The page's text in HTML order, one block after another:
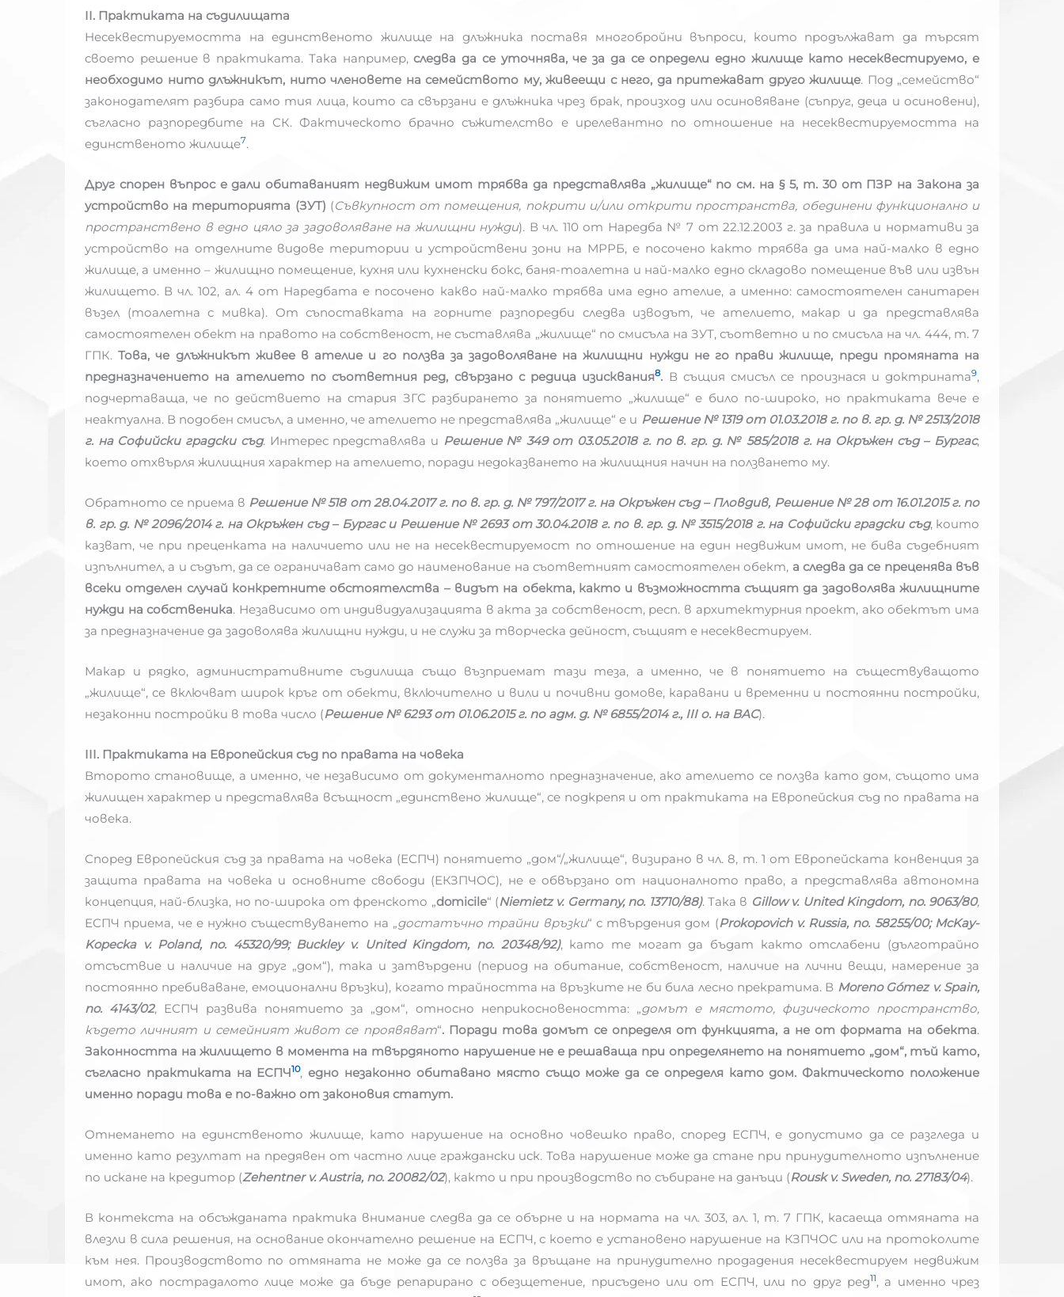
II. Практиката на съдилищата
Несеквестируемостта на единственото жилище на длъжника поставя многобройни въпроси, които продължават да търсят
своето решение в практиката. Така например,следва да се уточнява, че за да се определи едно жилище като несеквестируемо, е
необходимо нито длъжникът, нито членовете на семейството му, живеещи с него, да притежават друго жилище. Под „семейство“
законодателят разбира само тия лица, които са свързани е длъжника чрез брак, произход или осиновяване (съпруг, деца и осиновени),
съгласно разпоредбите на СК. Фактическото брачно съжителство е ирелевантно по отношение на несеквестируемостта на
единственото жилище7.
Друг спорен въпрос е дали обитаваният недвижим имот трябва да представлява „жилище“ по см. на § 5, т. 30 от ПЗР на Закона за
устройство на територията (ЗУТ) (Съвкупност от помещения, покрити и/или открити пространства, обединени функционално и
пространствено в едно цяло за задоволяване на жилищни нужди). В чл. 110 от Наредба № 7 от 22.12.2003 г. за правила и нормативи за
устройство на отделните видове територии и устройствени зони на МРРБ, е посочено както трябва да има най-малко в едно
жилище, а именно – жилищно помещение, кухня или кухненски бокс, баня-тоалетна и най-малко едно складово помещение във или извън
жилището. В чл. 102, ал. 4 от Наредбата е посочено какво най-малко трябва има едно ателие, а именно: самостоятелен санитарен
възел (тоалетна с мивка). От съпоставката на горните разпоредби следва изводът, че ателието, макар и да представлява
самостоятелен обект на правото на собственост, не съставлява „жилище“ по смисъла на ЗУТ, съответно и по смисъла на чл. 444, т. 7
ГПК.Това, че длъжникът живее в ателие и го ползва за задоволяване на жилищни нужди не го прави жилище, преди промяната на
предназначението на ателието по съответния ред, свързано с редица изисквания8. В същия смисъл се произнася и доктрината9,
подчертаваща, че по действието на стария ЗГС разбирането за понятието „жилище“ е било по-широко, но практиката вече е
неактуална. В подобен смисъл, а именно, че ателието не представлява „жилище“ е и Решение № 1319 от 01.03.2018 г. по в. гр. д. № 2513/2018
г. на Софийски градски съд. Интерес представлява и Решение № 349 от 03.05.2018 г. по в. гр. д. № 585/2018 г. на Окръжен съд – Бургас,
което отхвърля жилищния характер на ателието, поради недоказването на жилищния начин на ползването му.
Обратното се приема в Решение № 518 от 28.04.2017 г. по в. гр. д. № 797/2017 г. на Окръжен съд – Пловдив, Решение № 28 от 16.01.2015 г. по
в. гр. д. № 2096/2014 г. на Окръжен съд – Бургас и Решение № 2693 от 30.04.2018 г. по в. гр. д. № 3515/2018 г. на Софийски градски съд, които
казват, че при преценката на наличието или не на несеквестируемост по отношение на един недвижим имот, не бива съдебният
изпълнител, а и съдът, да се ограничават само до наименование на съответният самостоятелен обект, а следва да се преценява във
всеки отделен случай конкретните обстоятелства – видът на обекта, както и възможността същият да задоволява жилищните
нужди на собственика. Независимо от индивидуализацията в акта за собственост, респ. в архитектурния проект, ако обектът има
за предназначение да задоволява жилищни нужди, и не служи за творческа дейност, същият е несеквестируем.
Макар и рядко, административните съдилища също възприемат тази теза, а именно, че в понятието на съществуващото
„жилище“, се включват широк кръг от обекти, включително и вили и почивни домове, каравани и временни и постоянни постройки,
незаконни постройки в това число (Решение № 6293 от 01.06.2015 г. по адм. д. № 6855/2014 г., III о. на ВАС).
III. Практиката на Европейския съд по правата на човека
Второто становище, а именно, че независимо от документалното предназначение, ако ателието се ползва като дом, същото имa
жилищен характер и представлява всъщност „единствено жилище“, се подкрепя и от практиката на Европейския съд по правата на
човека.
Според Европейския съд за правата на човека (ЕСПЧ) понятието „дом“/„жилище“, визирано в чл. 8, т. 1 от Европейската конвенция за
защита правата на човека и основните свободи (ЕКЗПЧОС), не е обвързано от националното право, а представлява автономна
концепция, най-близка, но по-широка от френското „domicile“ (Niemietz v. Germany, no. 13710/88). Така в Gillow v. United Kingdom, no. 9063/80,
ЕСПЧ приема, че е нужно съществуването на „достатъчно трайни връзки“ с твърдения дом (Prokopovich v. Russia, no. 58255/00; McKay-
Kopecka v. Poland, no. 45320/99; Buckley v. United Kingdom, no. 20348/92), като те могат да бъдат както отслабени (дълготрайно
отсъствие и наличие на друг „дом“), така и затвърдени (период на обитание, собственост, наличие на лични вещи, намерение за
постоянно пребиваване, емоционални връзки), когато трайността на връзките не би била лесно прекратима. В Moreno Gómez v. Spain,
no. 4143/02, ЕСПЧ развива понятието за „дом“, относно неприкосновеността: „домът е мястото, физическото пространство,
където личният и семейният живот се проявяват“. Поради това домът се определя от функцията, а не от формата на обекта.
Законността на жилището в момента на твърдяното нарушение не е решаваща при определянето на понятието „дом“, тъй като,
съгласно практиката на ЕСПЧ10,едно незаконно обитавано място също може да се определя като дом. Фактическото положение
именно поради това е по-важно от законовия статут.
Отнемането на единственото жилище, като нарушение на основно човешко право, според ЕСПЧ, е допустимо да се разгледа и
именно като резултат на предявен от частно лице граждански иск. Това нарушение може да стане при принудителното изпълнение
по искане на кредитор (Zehentner v. Austria, no. 20082/02), както и при производство по събиране на данъци (Rousk v. Sweden, no. 27183/04).
В контекста на обсъжданата практика внимание следва да се обърне и на нормата на чл. 303, ал. 1, т. 7 ГПК, касаеща отмяната на
влезли в сила решения, на основание окончателно решение на ЕСПЧ, с което е установено нарушение на КЗПЧОС или на протоколите
към нея. Производството по отмяната не може да се ползва за връщане на принудително продадения несеквестируем недвижим
имот, ако пострадалото лице може да бъде репарирано с обезщетение, присъдено или от ЕСПЧ, или по друг ред11, а именно чрез